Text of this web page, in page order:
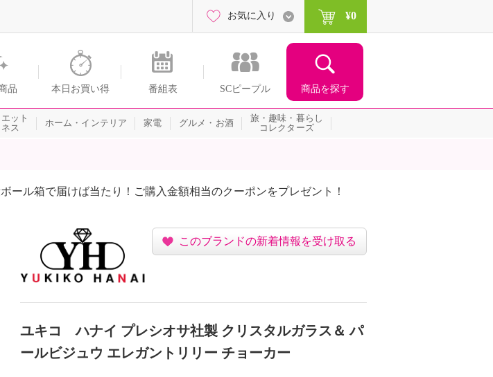
チャンネル
品 本日お買い得 番組表 SCピープル 商品を探す
お気に入り ¥0
ット
ス
ホーム・インテリア 家電 グルメ・お酒
旅・趣味・暮らし
コレクターズ
ール箱で届けば当たり！ご購入金額相当のクーポンをプレゼント！
このブランドの新着情報を受け取る
ユキコ ハナイ プレシオサ社製 クリスタルガラス＆ パ
ールビジュウ エレガントリリー チョーカー